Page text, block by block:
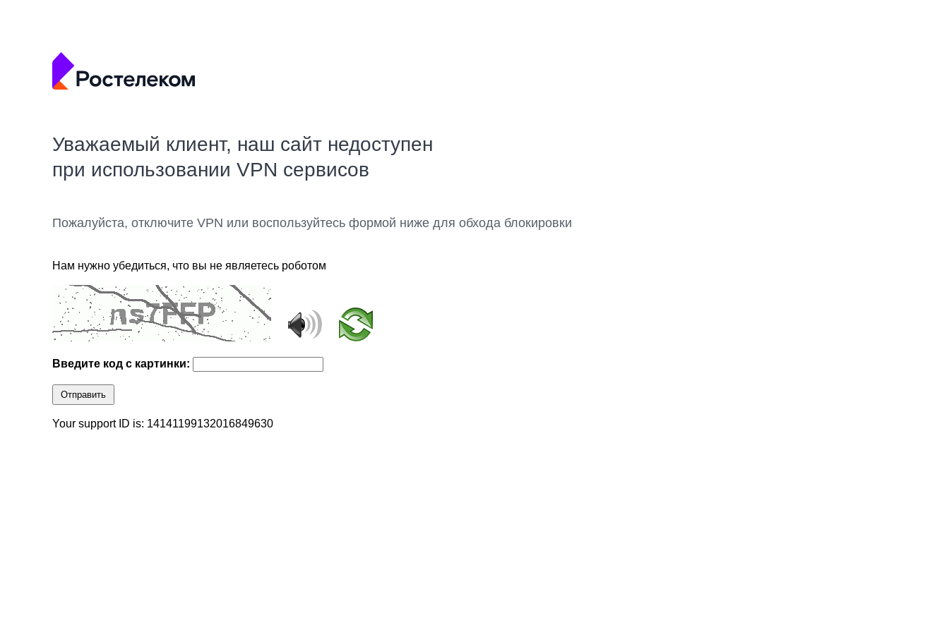
Уважаемый клиент, наш сайт недоступен
при использовании VPN сервисов
Пожалуйста, отключите VPN или воспользуйтесь формой ниже для обхода блокировки
Нам нужно убедиться, что вы не являетесь роботом
Введите код с картинки:
Отправить
Your support ID is: 14141199132016849630